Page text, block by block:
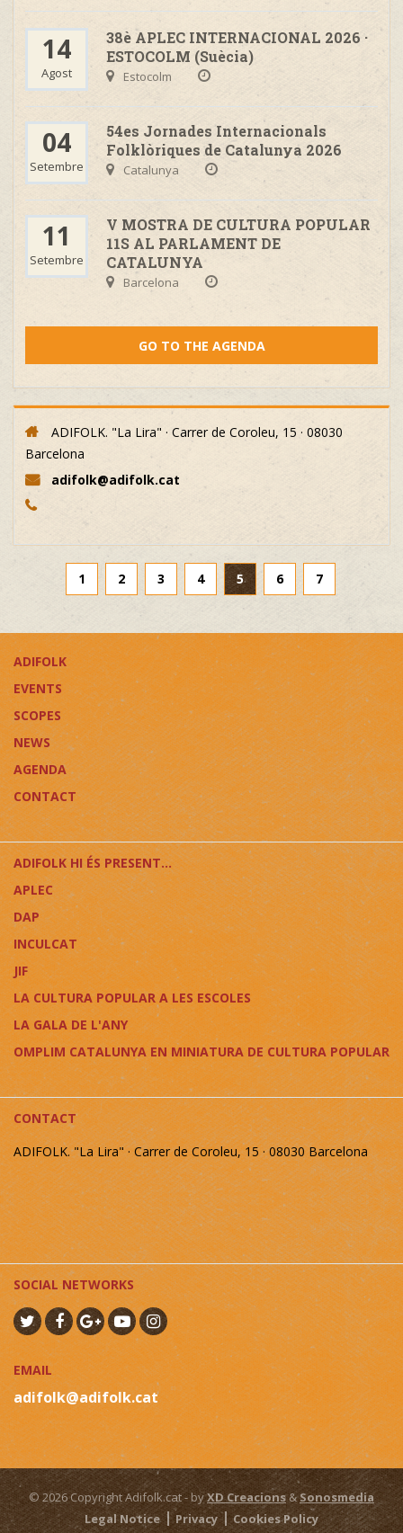
14
Agost
38è APLEC INTERNACIONAL 2026 ·
ESTOCOLM (Suècia)
Estocolm
04
Setembre
54es Jornades Internacionals
Folklòriques de Catalunya 2026
Catalunya
11
Setembre
V MOSTRA DE CULTURA POPULAR
11S AL PARLAMENT DE
CATALUNYA
Barcelona
GO TO THE AGENDA
ADIFOLK. "La Lira" · Carrer de Coroleu, 15 · 08030
Barcelona
adifolk@adifolk.cat
1 2 3 4 5 6 7
ADIFOLK
EVENTS
SCOPES
NEWS
AGENDA
CONTACT
ADIFOLK HI ÉS PRESENT...
APLEC
DAP
INCULCAT
JIF
LA CULTURA POPULAR A LES ESCOLES
LA GALA DE L'ANY
OMPLIM CATALUNYA EN MINIATURA DE CULTURA POPULAR
CONTACT
ADIFOLK. "La Lira" · Carrer de Coroleu, 15 · 08030 Barcelona
SOCIAL NETWORKS
EMAIL
adifolk@adifolk.cat
© 2026 Copyright Adifolk.cat - byXD Creacions &Sonosmedia
Legal Notice
Privacy Cookies Policy